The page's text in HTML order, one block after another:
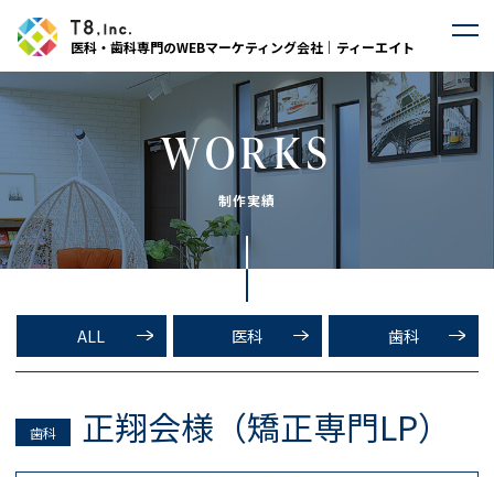
医科・歯科専門のWEBマーケティング会社｜ティーエイト
WORKS
制作実績
ALL 医科 歯科
歯科 正翔会様（矯正専門LP）